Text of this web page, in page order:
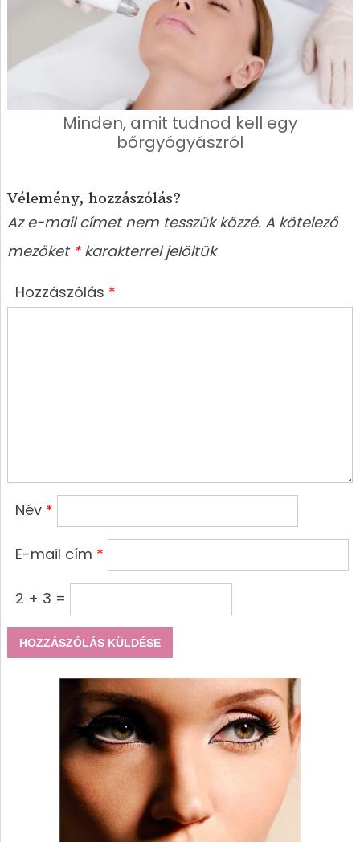
Minden, amit tudnod kell egy
bőrgyógyászról
Vélemény, hozzászólás?
Az e-mail címet nem tesszük közzé. A kötelező
mezőket *karakterrel jelöltük
Hozzászólás *
Név *
E-mail cím *
2 + 3 =